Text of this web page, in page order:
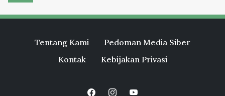
Tentang Kami
Pedoman Media Siber
Kontak
Kebijakan Privasi